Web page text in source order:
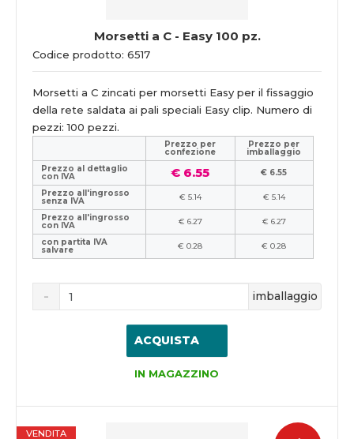
Morsetti a C - Easy 100 pz.
Codice prodotto: 6517
Morsetti a C zincati per morsetti Easy per il fissaggio
della rete saldata ai pali speciali Easy clip. Numero di
pezzi: 100 pezzi.
Prezzo per
confezione
Prezzo per
imballaggio
Prezzo al dettaglio
con IVA € 6.55
€ 6.55
Prezzo all'ingrosso
senza IVA € 5.14
€ 5.14
Prezzo all'ingrosso
con IVA € 6.27
€ 6.27
con partita IVA
salvare € 0.28 € 0.28
imballaggio
ACQUISTA
IN MAGAZZINO
VENDITA